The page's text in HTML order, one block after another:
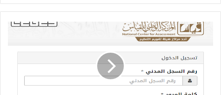
القدرات..
رابط
نتائج
القدرات